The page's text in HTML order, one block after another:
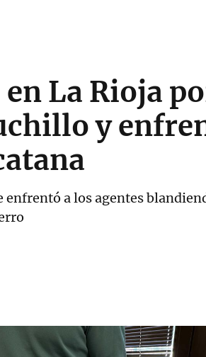
La Rioja
y
enfrentó a los agentes